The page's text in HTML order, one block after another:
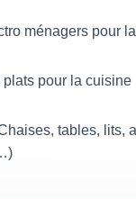
ménagers pour
pour la cuisine
tables, lits,